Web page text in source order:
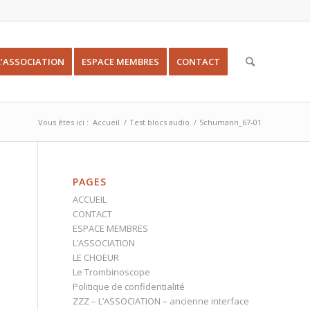
ESPACE MEMBRES CONTACT
Vous êtes ici : Accueil / Test blocs audio / Schumann_67-01
PAGES
ACCUEIL
CONTACT
ESPACE MEMBRES
L’ASSOCIATION
LE CHOEUR
Le Trombinoscope
Politique de confidentialité
ZZZ – L’ASSOCIATION – ancienne interface